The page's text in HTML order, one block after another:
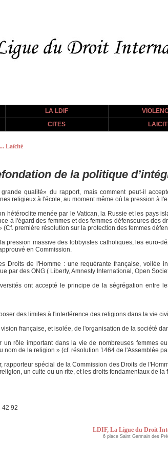
LA LDIF
CITES
Laïcité
de la politique
qualité» du rapport, mais comment peut-il
religieux à l'école, au moment même où la pression à
hétéroclite menée par le Vatican, la Russie et les pays
à l'égard des femmes et des femmes défenseures des
(Cf. première résolution sur la protection des femmes
pression massive des lobbyistes catholiques, les euro-
en Commission.
Droits de l'Homme : une requérante française,
par des ONG ( Liberty, Amnesty International, Open
ont accepté le principe de la ségrégation entre
des limites à l'interférence des religions dans la vie
vision française, et isolée, de l'organisation de la société
rôle important dans la vie de nombreuses femmes
nom de la religion » (cf. résolution 1464 de l'Assemblée
rapporteur spécial de la Commission des Droits de
un culte ou un rite, et les droits fondamentaux de
42 92
LDIF, La Ligue du Droit
6 place Saint Germain des